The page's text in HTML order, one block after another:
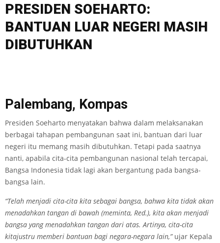
PRESIDEN SOEHARTO:
BANTUAN LUAR NEGERI MASIH
DIBUTUHKAN
Palembang, Kompas
Presiden Soeharto menyatakan bahwa dalam melaksanakan
berbagai tahapan pembangunan saat ini, bantuan dari luar
negeri itu memang masih dibutuhkan. Tetapi pada saatnya
nanti, apabila cita-cita pembangunan nasional telah tercapai,
Bangsa Indonesia tidak lagi akan bergantung pada bangsa-
bangsa lain.
“Telah menjadi cita-cita kita sebagai bangsa, bahwa kita tidak akan
menadahkan tangan di bawah (meminta, Red.), kita akan menjadi
bangsa yang menadahkan tangan dari atas. Artinya, cita-cita
kitajustru memberi bantuan bagi negara-negara lain,” ujar Kepala